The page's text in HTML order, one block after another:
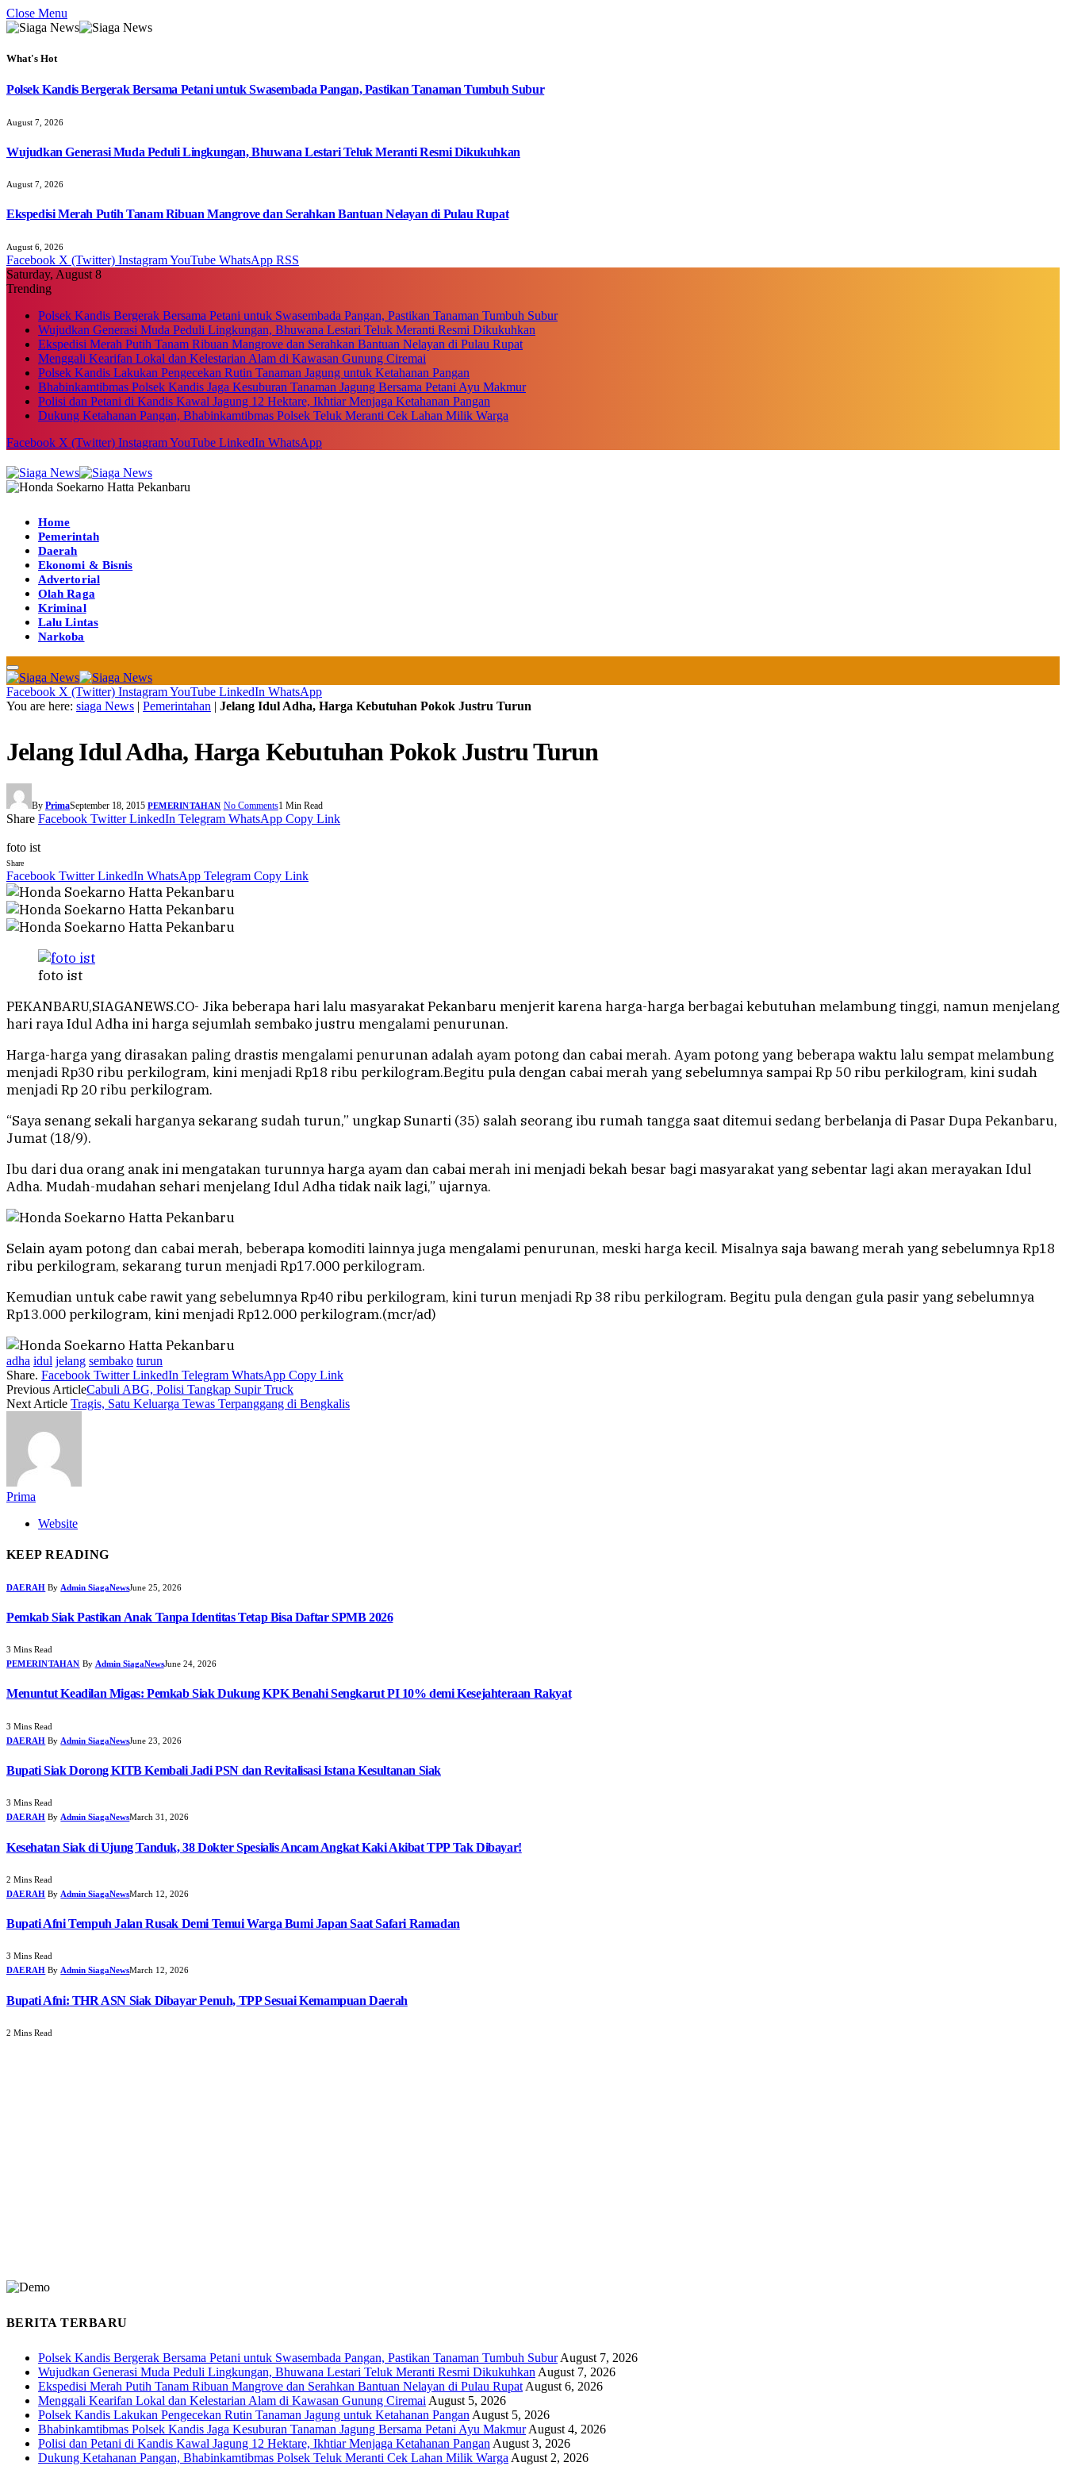
Close Menu
What's Hot
Polsek Kandis Bergerak Bersama Petani untuk Swasembada Pangan, Pastikan Tanaman Tumbuh Subur
August 7, 2026
Wujudkan Generasi Muda Peduli Lingkungan, Bhuwana Lestari Teluk Meranti Resmi Dikukuhkan
August 7, 2026
Ekspedisi Merah Putih Tanam Ribuan Mangrove dan Serahkan Bantuan Nelayan di Pulau Rupat
August 6, 2026
Facebook X (Twitter) InstagramYouTube WhatsApp RSS
Saturday, August 8
Trending
Polsek Kandis Bergerak Bersama Petani untuk Swasembada Pangan, Pastikan Tanaman Tumbuh Subur
Wujudkan Generasi Muda Peduli Lingkungan, Bhuwana Lestari Teluk Meranti Resmi Dikukuhkan
Ekspedisi Merah Putih Tanam Ribuan Mangrove dan Serahkan Bantuan Nelayan di Pulau Rupat
Menggali Kearifan Lokal dan Kelestarian Alam di Kawasan Gunung Ciremai
Polsek Kandis Lakukan Pengecekan Rutin Tanaman Jagung untuk Ketahanan Pangan
Bhabinkamtibmas Polsek Kandis Jaga Kesuburan Tanaman Jagung Bersama Petani Ayu Makmur
Polisi dan Petani di Kandis Kawal Jagung 12 Hektare, Ikhtiar Menjaga Ketahanan Pangan
Dukung Ketahanan Pangan, Bhabinkamtibmas Polsek Teluk Meranti Cek Lahan Milik Warga
Facebook X (Twitter) InstagramYouTube LinkedIn WhatsApp
Home
Pemerintah
Daerah
Ekonomi & Bisnis
Advertorial
Olah Raga
Kriminal
Lalu Lintas
Narkoba
Facebook X (Twitter) InstagramYouTube LinkedIn WhatsApp
You are here: siaga News | Pemerintahan | Jelang Idul Adha, Harga Kebutuhan Pokok Justru Turun
Jelang Idul Adha, Harga Kebutuhan Pokok Justru Turun
By PrimaSeptember 18, 2015 PEMERINTAHAN No Comments1 Min Read
Share Facebook Twitter LinkedIn Telegram WhatsApp Copy Link
foto ist
Share
Facebook Twitter LinkedIn WhatsApp Telegram Copy Link
foto ist
PEKANBARU,SIAGANEWS.CO- Jika beberapa hari lalu masyarakat Pekanbaru menjerit karena harga-harga berbagai kebutuhan melambung tinggi, namun menjelang
hari raya Idul Adha ini harga sejumlah sembako justru mengalami penurunan.
Harga-harga yang dirasakan paling drastis mengalami penurunan adalah ayam potong dan cabai merah. Ayam potong yang beberapa waktu lalu sempat melambung
menjadi Rp30 ribu perkilogram, kini menjadi Rp18 ribu perkilogram.Begitu pula dengan cabai merah yang sebelumnya sampai Rp 50 ribu perkilogram, kini sudah
menjadi Rp 20 ribu perkilogram.
“Saya senang sekali harganya sekarang sudah turun,” ungkap Sunarti (35) salah seorang ibu rumah tangga saat ditemui sedang berbelanja di Pasar Dupa Pekanbaru,
Jumat (18/9).
Ibu dari dua orang anak ini mengatakan turunnya harga ayam dan cabai merah ini menjadi bekah besar bagi masyarakat yang sebentar lagi akan merayakan Idul
Adha. Mudah-mudahan sehari menjelang Idul Adha tidak naik lagi,” ujarnya.
Selain ayam potong dan cabai merah, beberapa komoditi lainnya juga mengalami penurunan, meski harga kecil. Misalnya saja bawang merah yang sebelumnya Rp18
ribu perkilogram, sekarang turun menjadi Rp17.000 perkilogram.
Kemudian untuk cabe rawit yang sebelumnya Rp40 ribu perkilogram, kini turun menjadi Rp 38 ribu perkilogram. Begitu pula dengan gula pasir yang sebelumnya
Rp13.000 perkilogram, kini menjadi Rp12.000 perkilogram.(mcr/ad)
adha idul jelang sembako turun
Share. Facebook Twitter LinkedIn Telegram WhatsApp Copy Link
Previous ArticleCabuli ABG, Polisi Tangkap Supir Truck
Next Article Tragis, Satu Keluarga Tewas Terpanggang di Bengkalis
Prima
Website
KEEP READING
DAERAH By Admin SiagaNewsJune 25, 2026
Pemkab Siak Pastikan Anak Tanpa Identitas Tetap Bisa Daftar SPMB 2026
3 Mins Read
PEMERINTAHAN By Admin SiagaNewsJune 24, 2026
Menuntut Keadilan Migas: Pemkab Siak Dukung KPK Benahi Sengkarut PI 10% demi Kesejahteraan Rakyat
3 Mins Read
DAERAH By Admin SiagaNewsJune 23, 2026
Bupati Siak Dorong KITB Kembali Jadi PSN dan Revitalisasi Istana Kesultanan Siak
3 Mins Read
DAERAH By Admin SiagaNewsMarch 31, 2026
Kesehatan Siak di Ujung Tanduk, 38 Dokter Spesialis Ancam Angkat Kaki Akibat TPP Tak Dibayar!
2 Mins Read
DAERAH By Admin SiagaNewsMarch 12, 2026
Bupati Afni Tempuh Jalan Rusak Demi Temui Warga Bumi Japan Saat Safari Ramadan
3 Mins Read
DAERAH By Admin SiagaNewsMarch 12, 2026
Bupati Afni: THR ASN Siak Dibayar Penuh, TPP Sesuai Kemampuan Daerah
2 Mins Read
BERITA TERBARU
Polsek Kandis Bergerak Bersama Petani untuk Swasembada Pangan, Pastikan Tanaman Tumbuh Subur August 7, 2026
Wujudkan Generasi Muda Peduli Lingkungan, Bhuwana Lestari Teluk Meranti Resmi Dikukuhkan August 7, 2026
Ekspedisi Merah Putih Tanam Ribuan Mangrove dan Serahkan Bantuan Nelayan di Pulau Rupat August 6, 2026
Menggali Kearifan Lokal dan Kelestarian Alam di Kawasan Gunung Ciremai August 5, 2026
Polsek Kandis Lakukan Pengecekan Rutin Tanaman Jagung untuk Ketahanan Pangan August 5, 2026
Bhabinkamtibmas Polsek Kandis Jaga Kesuburan Tanaman Jagung Bersama Petani Ayu Makmur August 4, 2026
Polisi dan Petani di Kandis Kawal Jagung 12 Hektare, Ikhtiar Menjaga Ketahanan Pangan August 3, 2026
Dukung Ketahanan Pangan, Bhabinkamtibmas Polsek Teluk Meranti Cek Lahan Milik Warga August 2, 2026